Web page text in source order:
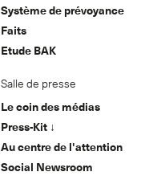
Système de prévoyance
Faits
Etude BAK
Salle de presse
Le coin des médias
Press-Kit ↓
Au centre de l'attention
Social Newsroom